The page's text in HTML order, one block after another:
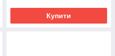
Купити